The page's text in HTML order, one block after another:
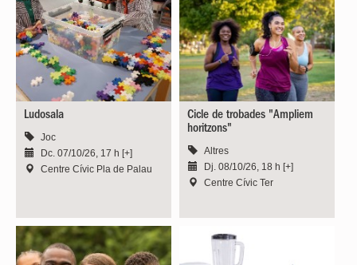
Ludosala
Joc
Dc. 07/10/26, 17 h [+]
Centre Cívic Pla de Palau
Cicle de trobades "Ampliem
horitzons"
Altres
Dj. 08/10/26, 18 h [+]
Centre Cívic Ter